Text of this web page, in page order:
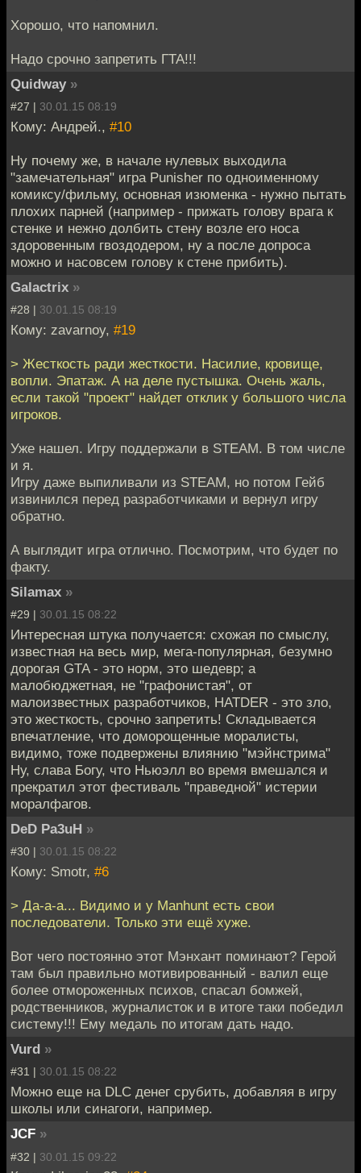
Хорошо, что напомнил.
Надо срочно запретить ГТА!!!
Quidway »
#27 | 30.01.15 08:19
Кому: Андрей., #10
Ну почему же, в начале нулевых выходила
"замечательная" игра Punisher по одноименному
комиксу/фильму, основная изюменка - нужно пытать
плохих парней (например - прижать голову врага к
стенке и нежно долбить стену возле его носа
здоровенным гвоздодером, ну а после допроса
можно и насовсем голову к стене прибить).
Galactrix »
#28 | 30.01.15 08:19
Кому: zavarnoy, #19
> Жесткость ради жесткости. Насилие, кровище,
вопли. Эпатаж. А на деле пустышка. Очень жаль,
если такой "проект" найдет отклик у большого числа
игроков.
Уже нашел. Игру поддержали в STEAM. В том числе
и я.
Игру даже выпиливали из STEAM, но потом Гейб
извинился перед разработчиками и вернул игру
обратно.
А выглядит игра отлично. Посмотрим, что будет по
факту.
Silamax »
#29 | 30.01.15 08:22
Интересная штука получается: схожая по смыслу,
известная на весь мир, мега-популярная, безумно
дорогая GTA - это норм, это шедевр; а
малобюджетная, не "графонистая", от
малоизвестных разработчиков, HATDER - это зло,
это жесткость, срочно запретить! Складывается
впечатление, что доморощенные моралисты,
видимо, тоже подвержены влиянию "мэйнстрима"
Ну, слава Богу, что Ньюэлл во время вмешался и
прекратил этот фестиваль "праведной" истерии
моралфагов.
DeD Pa3uH »
#30 | 30.01.15 08:22
Кому: Smotr, #6
> Да-а-а... Видимо и у Manhunt есть свои
последователи. Только эти ещё хуже.
Вот чего постоянно этот Мэнхант поминают? Герой
там был правильно мотивированный - валил еще
более отмороженных психов, спасал бомжей,
родственников, журналисток и в итоге таки победил
систему!!! Ему медаль по итогам дать надо.
Vurd »
#31 | 30.01.15 08:22
Можно еще на DLC денег срубить, добавляя в игру
школы или синагоги, например.
JCF »
#32 | 30.01.15 09:22